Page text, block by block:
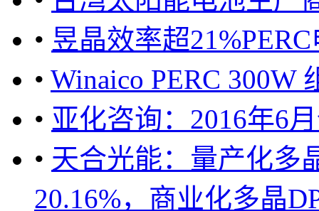
• 昱晶效率超
• Winaico PERC 300W
• 亚化咨询：2016年6
• 天合光能：量产化多
20.16%，商业化多晶